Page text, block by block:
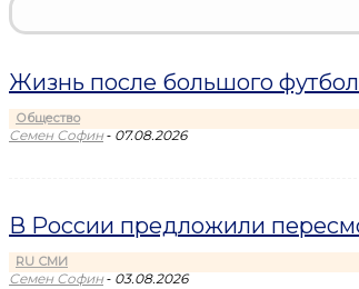
Жизнь после большого
Общество
Семен Софин - 07.08.2026
В России предложили
RU СМИ
Семен Софин - 03.08.2026